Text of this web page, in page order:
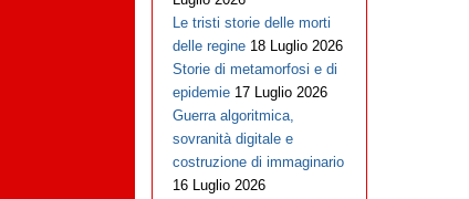
Le tristi storie delle morti
delle regine 18 Luglio 2026
Storie di metamorfosi e di
epidemie 17 Luglio 2026
Guerra algoritmica,
sovranità digitale e
costruzione di immaginario
16 Luglio 2026